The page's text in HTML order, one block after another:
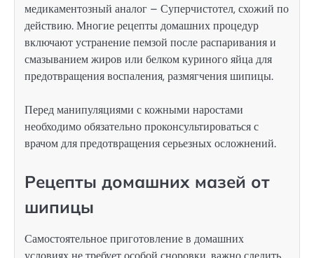
медикаментозный аналог – Суперчистотел, схожий по
действию. Многие рецепты домашних процедур
включают устранение пемзой после распаривания и
смазыванием жиров или белком куриного яйца для
предотвращения воспаления, размягчения шипицы.
Перед манипуляциями с кожными наростами
необходимо обязательно проконсультироваться с
врачом для предотвращения серьезных осложнений.
Рецепты домашних мазей от
шипицы
Самостоятельное приготовление в домашних